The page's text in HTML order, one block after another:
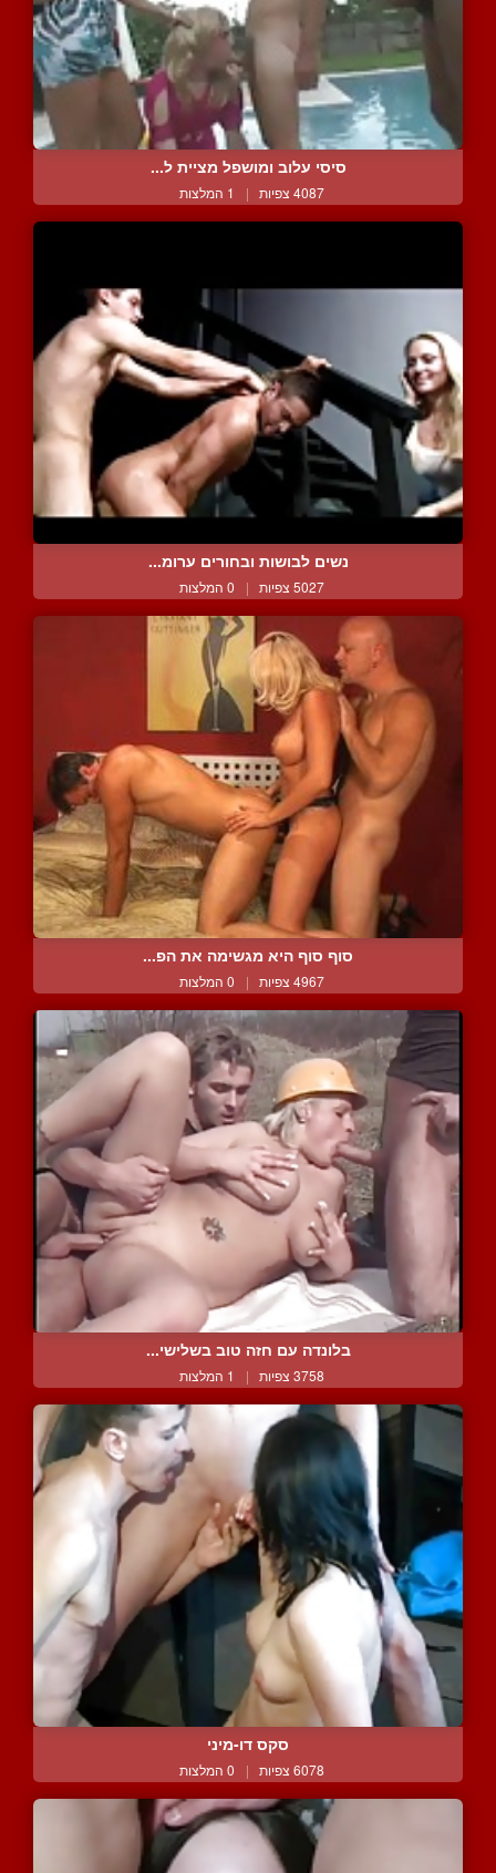
סיסי עלוב ומושפל מציית ל...
4087 צפיות | 1 המלצות
נשים לבושות ובחורים ערומ...
5027 צפיות | 0 המלצות
סוף סוף היא מגשימה את הפ...
4967 צפיות | 0 המלצות
בלונדה עם חזה טוב בשלישי...
3758 צפיות | 1 המלצות
סקס דו-מיני
6078 צפיות | 0 המלצות